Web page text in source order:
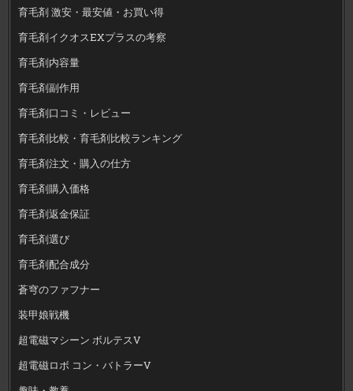
育毛剤 激安・最安値・お買い得
育毛剤イクオスEXプラスの考察
育毛剤内容量
育毛剤副作用
育毛剤口コミ・レビュー
育毛剤比較・育毛剤比較ランキング
育毛剤注文・購入の仕方
育毛剤購入価格
育毛剤返金保証
育毛剤選び
育毛剤配合成分
蒼穹のファフナー
装甲娘戦機
超電磁マシーン ボルテスV
超電磁ロボ コン・バトラーV